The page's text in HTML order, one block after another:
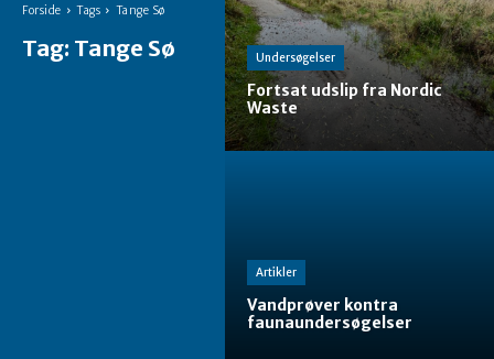
Forside Tags Tange Sø
Tag: Tange Sø Undersøgelser
Fortsat udslip fra Nordic
Waste
Artikler
Vandprøver kontra
faunaundersøgelser